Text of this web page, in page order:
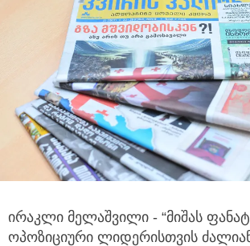
ირაკლი მელაშვილი - “მიშას
ოპოზიციური ლიდერისთვის